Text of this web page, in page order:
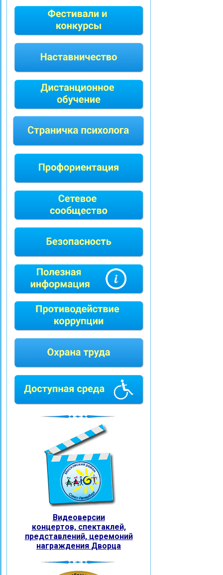
Видеоверсии
концертов, спектаклей,
представлений, церемоний
награждения Дворца